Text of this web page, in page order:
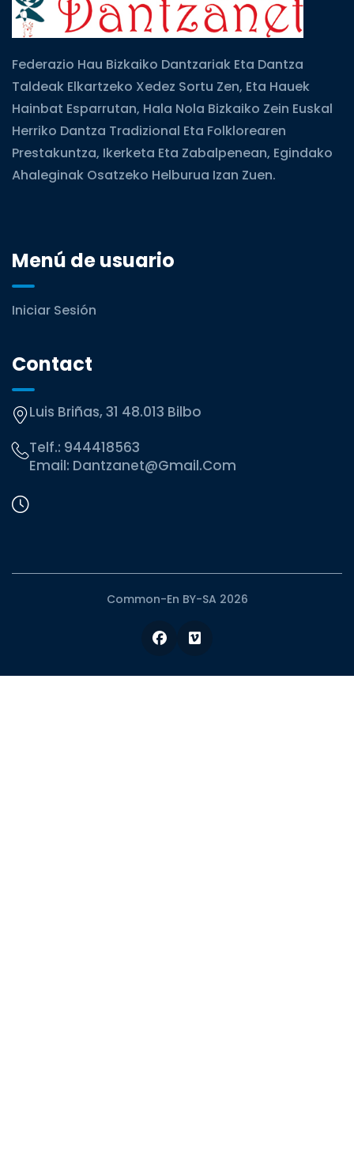
Federazio Hau Bizkaiko Dantzariak Eta Dantza
Taldeak Elkartzeko Xedez Sortu Zen, Eta Hauek
Hainbat Esparrutan, Hala Nola Bizkaiko Zein Euskal
Herriko Dantza Tradizional Eta Folklorearen
Prestakuntza, Ikerketa Eta Zabalpenean, Egindako
Ahaleginak Osatzeko Helburua Izan Zuen.
Menú de usuario
Iniciar Sesión
Contact
Luis Briñas, 31 48.013 Bilbo
Telf.: 944418563
Email: Dantzanet@gmail.com
Common-En BY-SA 2026
Facebook
Vimeo